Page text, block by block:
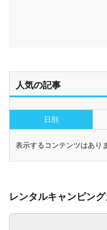
人気の記事
日別
表示するコンテンツはあり
レンタルキャンピン